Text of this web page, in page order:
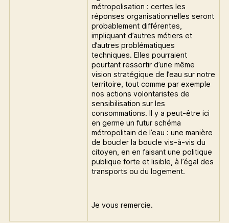
métropolisation : certes les
réponses organisationnelles seront
probablement différentes,
impliquant d’autres métiers et
d’autres problématiques
techniques. Elles pourraient
pourtant ressortir d’une même
vision stratégique de l’eau sur notre
territoire, tout comme par exemple
nos actions volontaristes de
sensibilisation sur les
consommations. Il y a peut-être ici
en germe un futur schéma
métropolitain de l’eau : une manière
de boucler la boucle vis-à-vis du
citoyen, en en faisant une politique
publique forte et lisible, à l’égal des
transports ou du logement.
Je vous remercie.